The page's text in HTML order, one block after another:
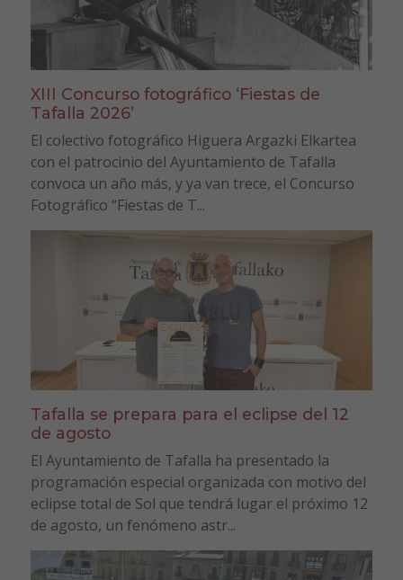
XIII Concurso fotográfico ‘Fiestas de
Tafalla 2026’
El colectivo fotográfico Higuera Argazki Elkartea
con el patrocinio del Ayuntamiento de Tafalla
convoca un año más, y ya van trece, el Concurso
Fotográfico “Fiestas de T...
Tafalla se prepara para el eclipse del 12
de agosto
El Ayuntamiento de Tafalla ha presentado la
programación especial organizada con motivo del
eclipse total de Sol que tendrá lugar el próximo 12
de agosto, un fenómeno astr...